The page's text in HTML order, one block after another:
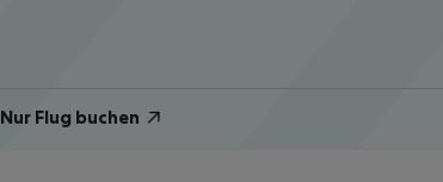
Nur Flug buchen